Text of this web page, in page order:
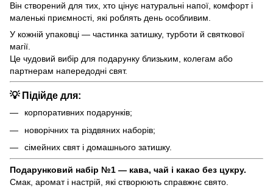
Він створений для тих, хто цінує натуральні напої, комфорт і
маленькі приємності, які роблять день особливим.
У кожній упаковці — частинка затишку, турботи й святкової
магії.
Це чудовий вибір для подарунку близьким, колегам або
партнерам напередодні свят.
💡 Підійде для:
корпоративних подарунків;
новорічних та різдвяних наборів;
сімейних свят і домашнього затишку.
Подарунковий набір №1 — кава, чай і какао без цукру.
Смак, аромат і настрій, які створюють справжнє свято.